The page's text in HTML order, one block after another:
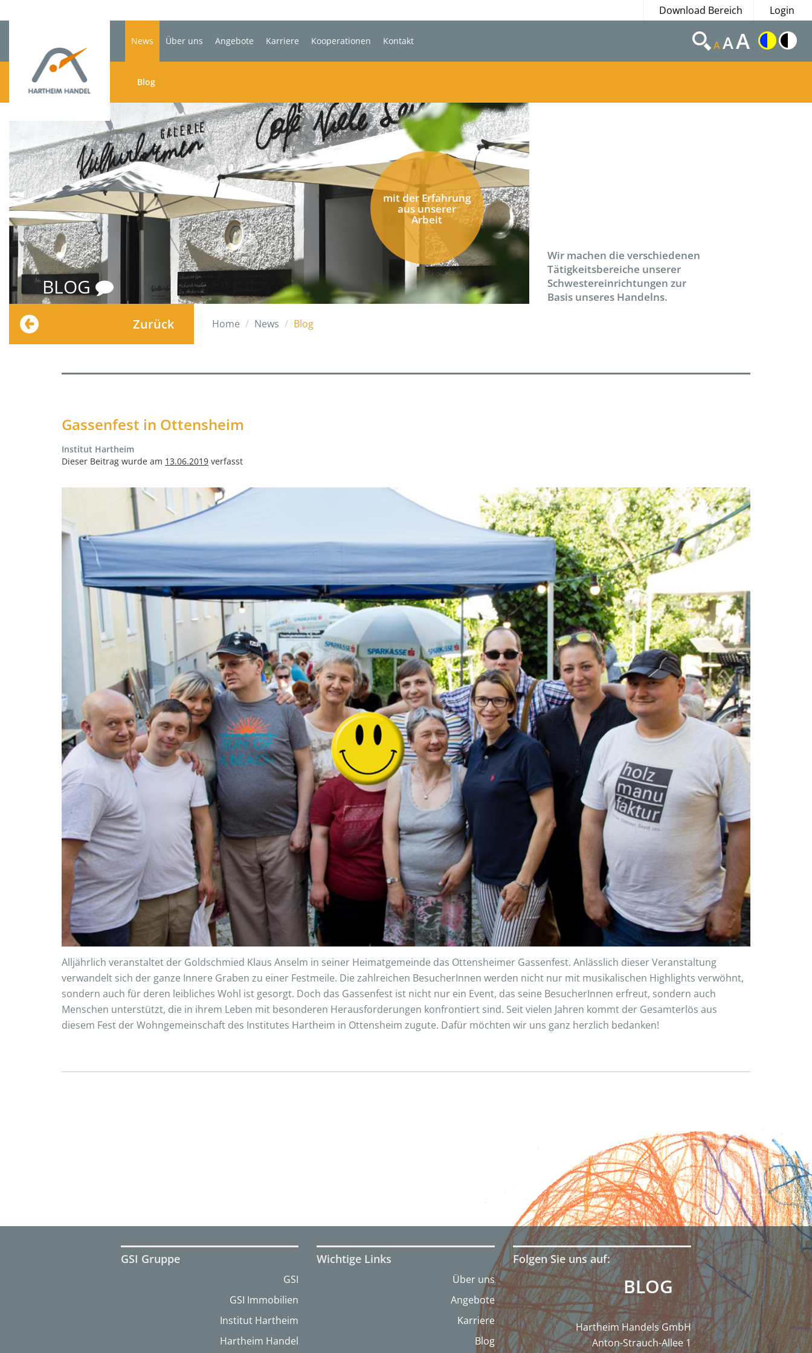
Download Bereich Login
News
Blog
Über uns Angebote Karriere Kooperationen Kontakt AAA
mit der Erfahrung
aus unserer
Arbeit
BLOG
Wir machen die verschiedenen
Tätigkeitsbereiche unserer
Schwestereinrichtungen zur
Basis unseres Handelns.
Zurück Home News Blog
Gassenfest in Ottensheim
Institut Hartheim
Dieser Beitrag wurde am 13.06.2019 verfasst
Alljährlich veranstaltet der Goldschmied Klaus Anselm in seiner Heimatgemeinde das Ottensheimer Gassenfest. Anlässlich dieser Veranstaltung
verwandelt sich der ganze Innere Graben zu einer Festmeile. Die zahlreichen BesucherInnen werden nicht nur mit musikalischen Highlights verwöhnt,
sondern auch für deren leibliches Wohl ist gesorgt. Doch das Gassenfest ist nicht nur ein Event, das seine BesucherInnen erfreut, sondern auch
Menschen unterstützt, die in ihrem Leben mit besonderen Herausforderungen konfrontiert sind. Seit vielen Jahren kommt der Gesamterlös aus
diesem Fest der Wohngemeinschaft des Institutes Hartheim in Ottensheim zugute. Dafür möchten wir uns ganz herzlich bedanken!
GSI Gruppe
GSI
GSI Immobilien
Institut Hartheim
Hartheim Handel
Wichtige Links
Über uns
Angebote
Karriere
Blog
Folgen Sie uns auf:
BLOG
Hartheim Handels GmbH
Anton-Strauch-Allee 1